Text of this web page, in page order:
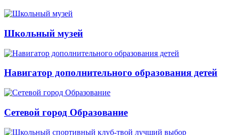
Школьный музей
Навигатор дополнительного образования детей
Сетевой город Образование